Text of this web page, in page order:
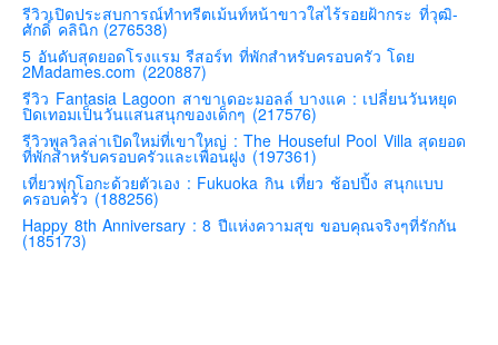
มอนเตรเนโกร
บอสเนียและเฮอร์เซโกวีน่า
ญี่ปุ่น
คันโต-โตเกียวและรอบๆ
คันไซ-โอซาก้า เกียวโต
คิวชู – ฟุกุโอกะ ซางะ เปปปุ ยุฟุอิน นางาซากิ
ฟูจิ
ฮอกไกโด
รีวิวเปิดประสบการณ์ทำทรีตเม้นท์หน้าขาวใสไร้รอยฝ้ากระ ที่วุฒิ-
ศักดิ์ คลินิก (276538)
5 อันดับสุดยอดโรงแรม รีสอร์ท ที่พักสำหรับครอบครัว โดย
2Madames.com (220887)
รีวิว Fantasia Lagoon สาขาเดอะมอลล์ บางแค : เปลี่ยนวันหยุด
ปิดเทอมเป็นวันแสนสนุกของเด็กๆ (217576)
รีวิวพูลวิลล่าเปิดใหม่ที่เขาใหญ่ : The Houseful Pool Villa สุดยอด
ที่พักสำหรับครอบครัวและเพื่อนฝูง (197361)
เที่ยวฟุกุโอกะด้วยตัวเอง : Fukuoka กิน เที่ยว ช้อปปิ้ง สนุกแบบ
ครอบครัว (188256)
Happy 8th Anniversary : 8 ปีแห่งความสุข ขอบคุณจริงๆที่รักกัน
(185173)